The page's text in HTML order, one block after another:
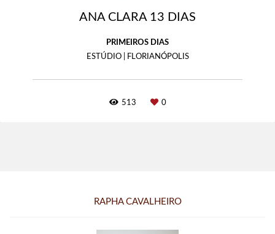
ANA CLARA 13 DIAS
PRIMEIROS DIAS
ESTÚDIO | FLORIANÓPOLIS
513 0
RAPHA CAVALHEIRO